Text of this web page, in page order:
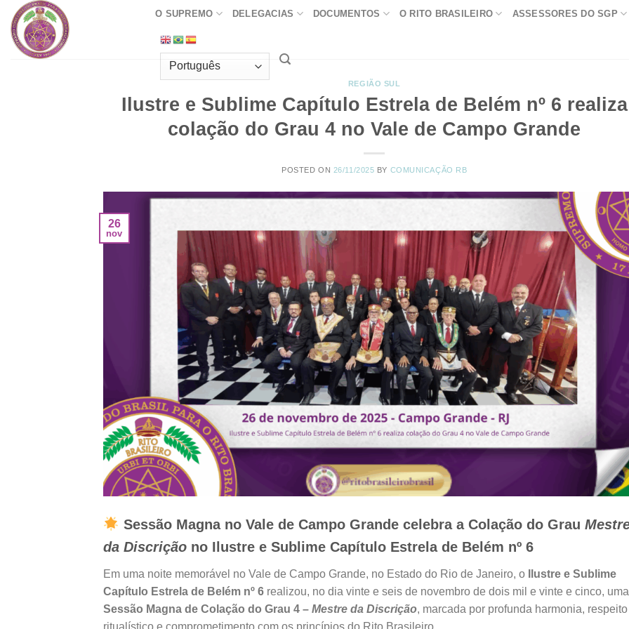
Skip
content
O SUPREMO DELEGACIAS DOCUMENTOS O RITO BRASILEIRO ASSESSORES DO SGP
REGIÃO SUL
Ilustre e Sublime Capítulo Estrela de Belém nº 6 realiza
colação do Grau 4 no Vale de Campo Grande
POSTED ON 26/11/2025 BY COMUNICAÇÃO RB
26
nov
Sessão Magna no Vale de Campo Grande celebra a Colação do Grau
da Discrição no Ilustre e Sublime Capítulo Estrela de Belém nº 6
Em uma noite memorável no Vale de Campo Grande, no Estado do Rio de Janeiro, o
Ilustre e Sublime
Capítulo Estrela de Belém nº 6 realizou, no dia vinte e seis de novembro de dois mil e vinte e cinco, uma
Sessão Magna de Colação do Grau 4 – Mestre da Discrição, marcada por profunda harmonia, respeito